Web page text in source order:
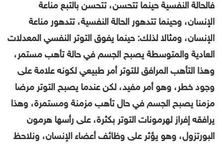
فالحالة النفسية حينما تتحسن، تتحسن بالتبع مناعة
الإنسان، وحينما تتدهور الحالة النفسية، تتدهور مناعة
الإنسان، ومثالا لذلك: حينما يفوق التوتر النفسي المعدلات
العادية والمتوسطة يصبح الجسم في حالة تأهب مستمر،
وهذا التأهب المرافق للتوتر أمر طبيعي لكونه علامة على
وجود خطر، وهو أمر مفيد، لكن عندما يصبح التوتر مرضا
مزمنا يصبح الجسم في حال تأهب مزمنة ومستمرة، وهذا
يرافقه إفراز لهرمونات التوتر بكثرة، على رأسها هرمون
البورتزول، وهو يؤثر على وظائف أعضاء الإنسان، ونلاحظ